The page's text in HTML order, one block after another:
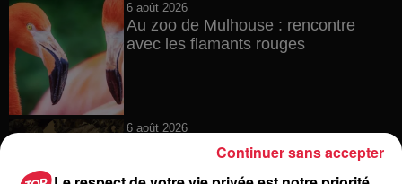
6 août 2026
Au zoo de Mulhouse : rencontre
avec les flamants rouges
6 août 2026
Les dernières infos sur la venue du
pape à Metz en septembre
Continuer sans accepter